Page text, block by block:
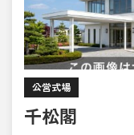
公営式場
千松閣